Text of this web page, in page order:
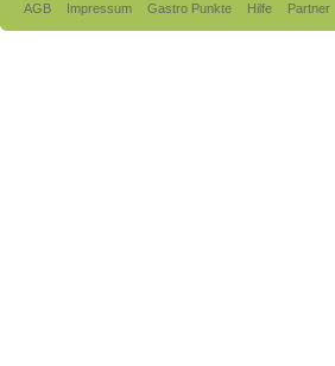
AGB
Impressum Gastro Punkte Hilfe Partner